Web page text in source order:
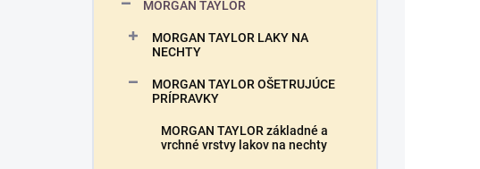
MORGAN TAYLOR
MORGAN TAYLOR LAKY NA
NECHTY
MORGAN TAYLOR OŠETRUJÚCE
PRÍPRAVKY
MORGAN TAYLOR základné a
vrchné vrstvy lakov na nechty